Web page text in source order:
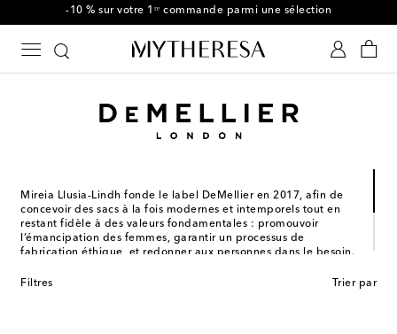
-10 % sur votre 1ʳᵉ commande parmi une sélection
Mireia Llusia-Lindh fonde le label DeMellier en 2017, afin de
concevoir des sacs à la fois modernes et intemporels tout en
restant fidèle à des valeurs fondamentales : promouvoir
l’émancipation des femmes, garantir un processus de
fabrication éthique, et redonner aux personnes dans le besoin.
Confectionnés en Espagne à partir de matériaux issus de
Filtres Trier par